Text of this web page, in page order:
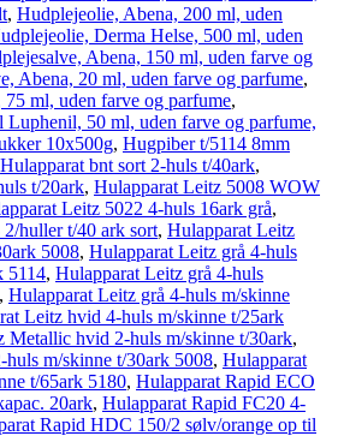
, Hudplejeolie, Abena, 200 ml, uden
Derma Helse, 500 ml, uden
Abena, 150 ml, uden farve og
Abena, 20 ml, uden farve og parfume,
ml, uden farve og parfume,
Luphenil, 50 ml, uden farve og parfume,
10x500g, Hugpiber t/5114 8mm
Hulapparat bnt sort 2-huls t/40ark,
t/20ark, Hulapparat Leitz 5008 WOW
Leitz 5022 4-huls 16ark grå,
huller t/40 ark sort, Hulapparat Leitz
5008, Hulapparat Leitz grå 4-huls
5114, Hulapparat Leitz grå 4-huls
, Hulapparat Leitz grå 4-huls m/skinne
Leitz hvid 4-huls m/skinne t/25ark
Metallic hvid 2-huls m/skinne t/30ark,
m/skinne t/30ark 5008, Hulapparat
t/65ark 5180, Hulapparat Rapid ECO
20ark, Hulapparat Rapid FC20 4-
Rapid HDC 150/2 sølv/orange op til